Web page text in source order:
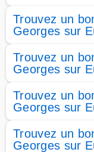
Trouvez un
Georges sur
Trouvez un
Georges sur
Trouvez un
Georges sur
Trouvez un
Georges sur